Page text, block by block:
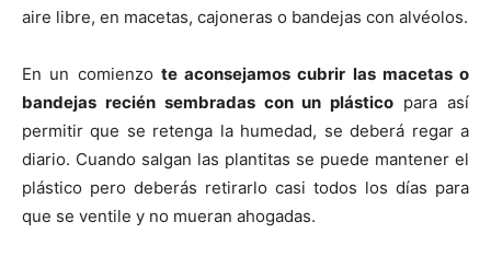
aire libre, en macetas, cajoneras o bandejas con alvéolos.
En un comienzo te aconsejamos cubrir las macetas o
bandejas recién sembradas con un plástico para así
permitir que se retenga la humedad, se deberá regar a
diario. Cuando salgan las plantitas se puede mantener el
plástico pero deberás retirarlo casi todos los días para
que se ventile y no mueran ahogadas.